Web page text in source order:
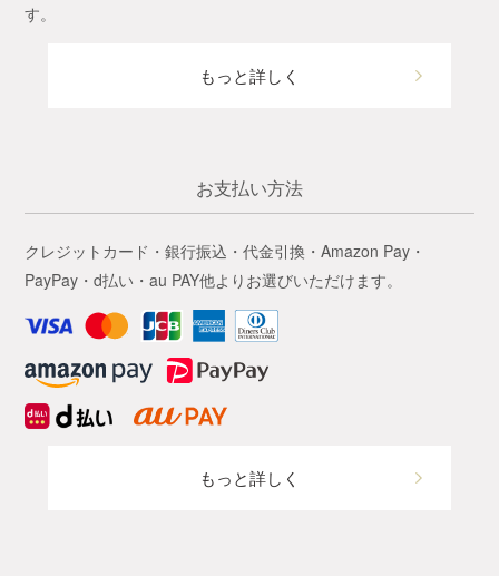
す。
もっと詳しく
お支払い方法
クレジットカード・銀行振込・代金引換・Amazon Pay・
PayPay・d払い・au PAY他よりお選びいただけます。
もっと詳しく